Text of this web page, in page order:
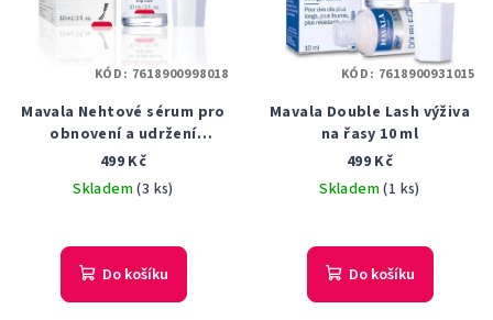
Mavala Nehtové sérum pro
obnovení a udržení
pružnosti nehtů Mava-Flex
10 ml
499 Kč
Skladem(3 ks)
Do košíku
KÓD: 7618900998018
Mavala Double Lash výživa
na řasy 10 ml
499 Kč
Skladem(1 ks)
Do košíku
KÓD: 7618900931015